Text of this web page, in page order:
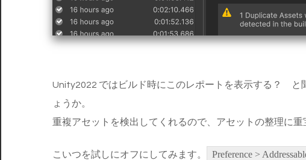
Unity2022 ではビルド時にこのレポートを表示する？ と
ょうか。
重複アセットを検出してくれるので、アセットの整理に重
こいつを試しにオフにしてみます。 Preference >